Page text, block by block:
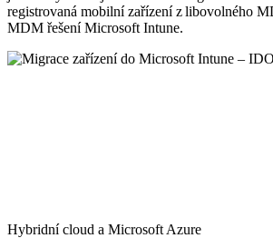
registrovaná mobilní zařízení z libovolného
MDM řešení Microsoft Intune.
Hybridní cloud a Microsoft Azure